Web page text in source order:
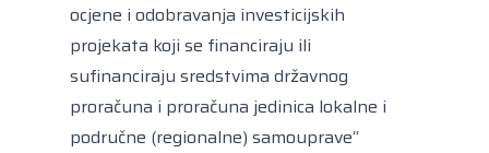
ocjene i odobravanja investicijskih
projekata koji se financiraju ili
sufinanciraju sredstvima državnog
proračuna i proračuna jedinica lokalne i
područne (regionalne) samouprave“